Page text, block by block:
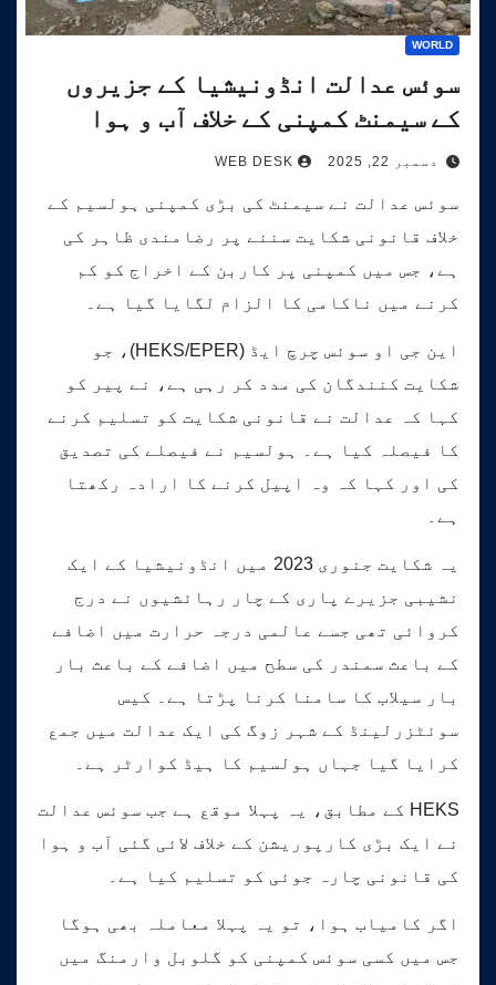
WORLD
سوئس عدالت انڈونیشیا کے جزیروں
کے سیمنٹ کمپنی کے خلاف آب و ہوا
کیس کی سماعت کرے گی۔
دسمبر 22, 2025 WEB DESK
سوئس عدالت نے سیمنٹ کی بڑی کمپنی ہولسیم کے
خلاف قانونی شکایت سننے پر رضامندی ظاہر کی
ہے، جس میں کمپنی پر کاربن کے اخراج کو کم
کرنے میں ناکامی کا الزام لگایا گیا ہے۔
این جی او سوئس چرچ ایڈ (HEKS/EPER)، جو
شکایت کنندگان کی مدد کر رہی ہے، نے پیر کو
کہا کہ عدالت نے قانونی شکایت کو تسلیم کرنے
کا فیصلہ کیا ہے۔ ہولسیم نے فیصلے کی تصدیق
کی اور کہا کہ وہ اپیل کرنے کا ارادہ رکھتا
ہے۔
یہ شکایت جنوری 2023 میں انڈونیشیا کے ایک
نشیبی جزیرے پاری کے چار رہائشیوں نے درج
کروائی تھی جسے عالمی درجہ حرارت میں اضافے
کے باعث سمندر کی سطح میں اضافے کے باعث بار
بار سیلاب کا سامنا کرنا پڑتا ہے۔ کیس
سوئٹزرلینڈ کے شہر زوگ کی ایک عدالت میں جمع
کرایا گیا جہاں ہولسیم کا ہیڈ کوارٹر ہے۔
HEKS کے مطابق، یہ پہلا موقع ہے جب سوئس عدالت
نے ایک بڑی کارپوریشن کے خلاف لائی گئی آب و ہوا
کی قانونی چارہ جوئی کو تسلیم کیا ہے۔
اگر کامیاب ہوا، تو یہ پہلا معاملہ بھی ہوگا
جس میں کسی سوئس کمپنی کو گلوبل وارمنگ میں